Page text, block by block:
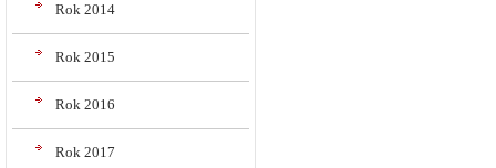
Rok 2014
Rok 2015
Rok 2016
Rok 2017